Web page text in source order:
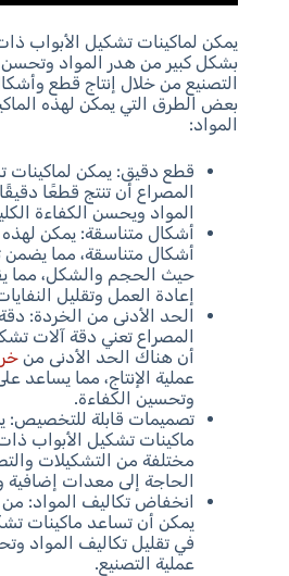
يمكن لماكينات تشكيل الأبواب
بشكل كبير من هدر المواد وتحسن
التصنيع من خلال إنتاج قطع
بعض الطرق التي يمكن لهذه
المواد:
قطع دقيق: يمكن لماكينات
المصراع أن تنتج قطعًا
المواد ويحسن الكفاءة
أشكال متناسقة: يمكن لهذه
أشكال متناسقة، مما
حيث الحجم والشكل، مما
إعادة العمل وتقليل
الحد الأدنى من الخردة:
المصراع تعني دقة آلات
أن هناك الحد الأدنى من
عملية الإنتاج، مما يساعد
وتحسين الكفاءة.
تصميمات قابلة
ماكينات تشكيل الأبواب ذات
مختلفة من التشكيلات
الحاجة إلى معدات إضافية
انخفاض تكاليف المواد: من
يمكن أن تساعد ماكينات
في تقليل تكاليف المواد
عملية التصنيع.